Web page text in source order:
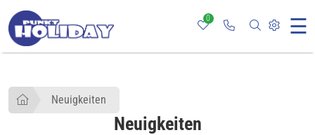
☰
0 Rufen Sie uns an
Nach
Neuigkeiten
Neuigkeiten